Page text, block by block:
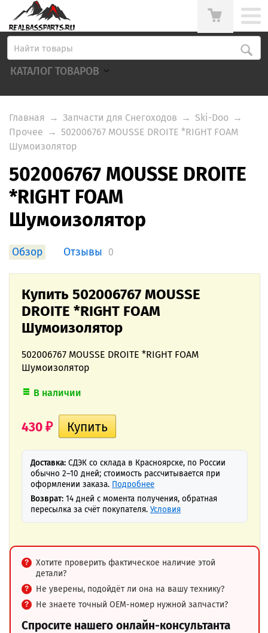
КАТАЛОГ ТОВАРОВ
Главная → Запчасти для Снегоходов → Ski-Doo →
Прочее → 502006767 MOUSSE DROITE *RIGHT FOAM
Шумоизолятор
502006767 MOUSSE DROITE
*RIGHT FOAM
Шумоизолятор
Обзор Отзывы 0
Купить 502006767 MOUSSE
DROITE *RIGHT FOAM
Шумоизолятор
502006767 MOUSSE DROITE *RIGHT FOAM
Шумоизолятор
В наличии
430 ₽
Доставка: СДЭК со склада в Красноярске, по России
обычно 2–10 дней; стоимость рассчитывается при
оформлении заказа. Подробнее
Возврат: 14 дней с момента получения, обратная
пересылка за счёт покупателя. Условия
Хотите проверить фактическое наличие этой
детали?
Не уверены, подойдёт ли она на вашу технику?
Не знаете точный OEM-номер нужной запчасти?
Спросите нашего онлайн-консультанта